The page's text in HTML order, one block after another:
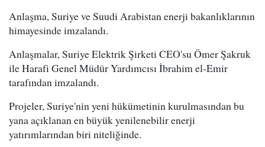
Anlaşma, Suriye ve Suudi Arabistan enerji bakanlıklarının
himayesinde imzalandı.
Anlaşmalar, Suriye Elektrik Şirketi CEO'su Ömer Şakruk
ile Harafi Genel Müdür Yardımcısı İbrahim el-Emir
tarafından imzalandı.
Projeler, Suriye'nin yeni hükümetinin kurulmasından bu
yana açıklanan en büyük yenilenebilir enerji
yatırımlarından biri niteliğinde.